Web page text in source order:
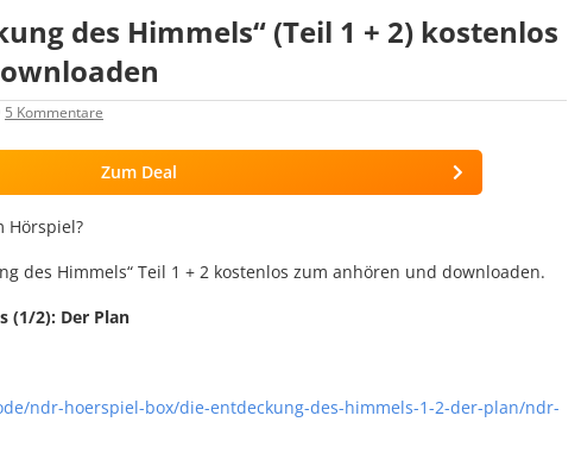
des Himmels“ (Teil 1 + 2) kostenlos
5 Kommentare
Zum Deal
Hörspiel?
des Himmels“ Teil 1 + 2 kostenlos zum anhören und downloaden.
(1/2): Der Plan
ndr-hoerspiel-box/die-entdeckung-des-himmels-1-2-der-plan/ndr-